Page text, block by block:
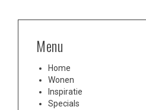
Menu
Home
Wonen
Inspiratie
Specials